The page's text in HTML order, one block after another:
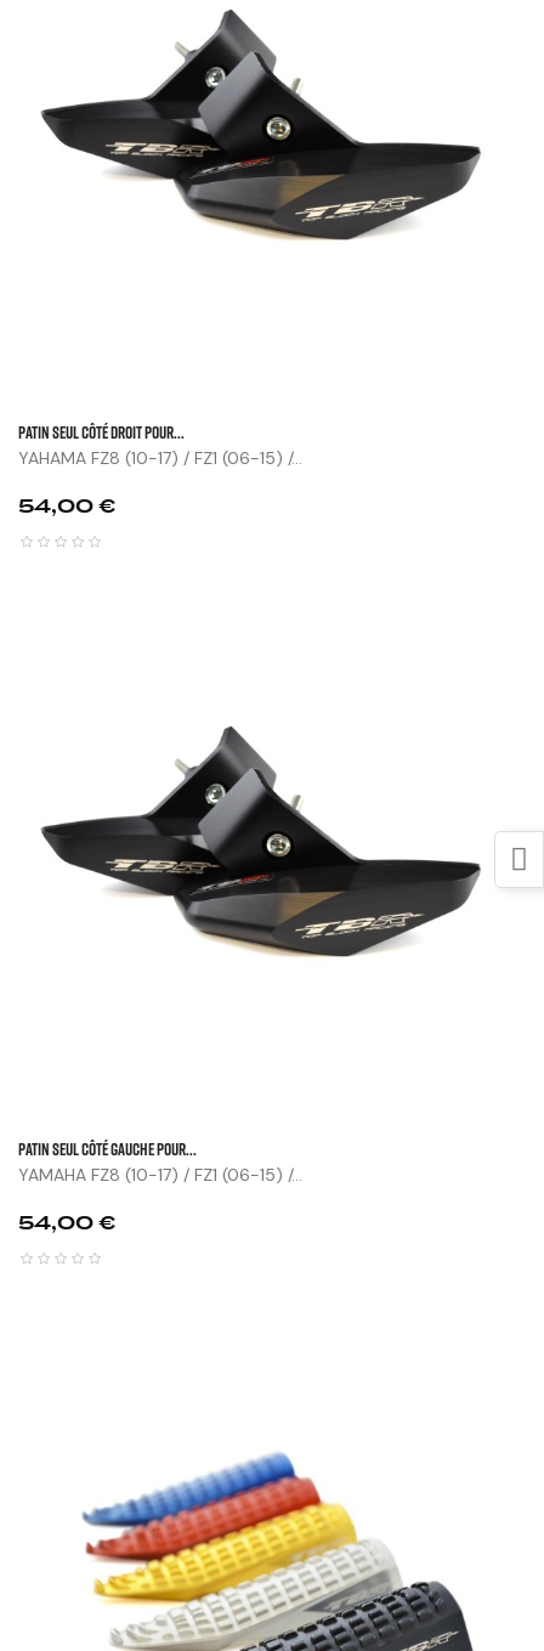
Patin Seul Côté Droit Pour...
YAHAMA FZ8 (10-17) / FZ1 (06-15) /...
Prix
54,00 €
Patin Seul Côté Gauche Pour...
YAMAHA FZ8 (10-17) / FZ1 (06-15) /...
Prix
54,00 €